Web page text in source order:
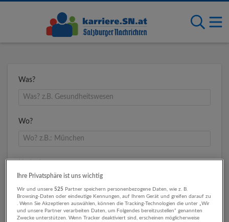
Was?
Wo?
Umkreis
Ihre Privatsphäre ist uns wichtig
Wir und unsere525 Partner speichern personenbezogene Daten, wie z. B.
Browsing-Daten oder eindeutige Kennungen, auf Ihrem Gerät und greifen darauf zu
. Wenn Sie Akzeptieren auswählen, können die Tracking-Technologien die unter „Wir
und unsere Partner verarbeiten Daten, um Folgendes bereitzustellen“ genannten
Zwecke unterstützen. Wenn Tracker deaktiviert sind, erscheinen möglicherweise